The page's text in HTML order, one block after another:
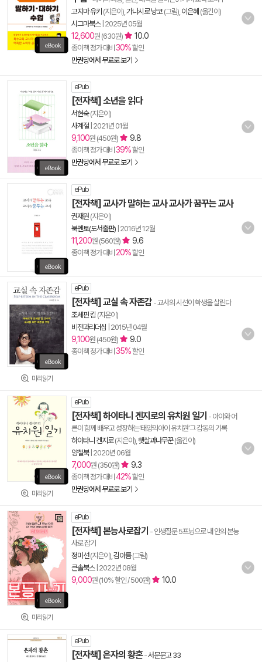
고지마 유키 (지은이), 가나시로 냥코(그림), 이은혜 (옮긴이)
시그마북스| 2025년 05월
12,600원 (630원) 10.0
종이책 정가 대비 30%할인
만권당에서 무료로 보기
ePub
[전자책] 소년을 읽다
서현숙(지은이)
사계절 2021년 01월
9,100원 (450원) 9.8
종이책 정가 대비 39%할인
만권당에서 무료로 보기
ePub
[전자책] 교사가 말하는 교사 교사가 꿈꾸는 교사
권재원 (지은이)
북멘토(도서출판) 2016년 12월
11,200원 (560원) 9.6
종이책 정가 대비 20%할인
미리읽기
ePub
[전자책] 교실 속 자존감 - 교사의 시선이 학생을 살린다
조세핀 킴 (지은이)
비전과리더십 2015년 04월
9,100원 (450원) 9.0
종이책 정가 대비 35%할인
미리읽기
ePub
[전자책] 하이타니 겐지로의 유치원 일기 - 아이와 어
른이 함께 배우고 성장하는‘태양의아이 유치원’그 감동의 기록
하이타니 겐지로(지은이), 햇살과나무꾼(옮긴이)
양철북| 2020년 06월
7,000원 (350원) 9.3
종이책 정가 대비 42%할인
만권당에서 무료로 보기
미리읽기
ePub
[전자책] 본능사로잡기 - 인생질문 5프닝으로 내 안의 본능
사로 잡기
정미선(지은이), 김아름(그림)
큰솔북스| 2022년 08월
9,000원 (10% 할인 / 500원) 10.0
ePub
[전자책] 은자의 황혼-서문문고 33